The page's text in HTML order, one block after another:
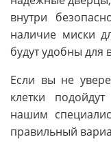
внутри
наличие миски
будут удобны для
Если вы не
клетки
нашим
правильный